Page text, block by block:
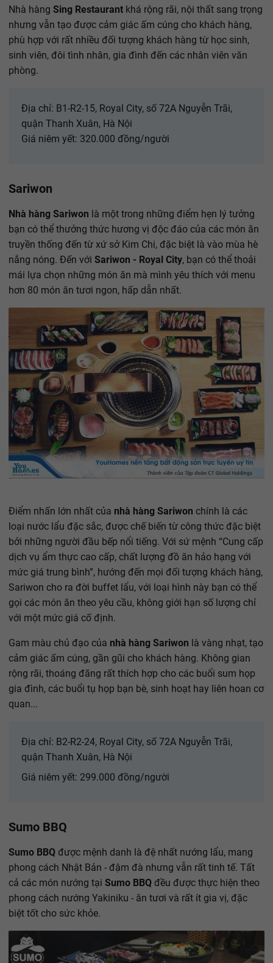
Nhà hàng Sing Restaurant khá rộng rãi, nội thất sang trọng
nhưng vẫn tạo được cảm giác ấm cúng cho khách hàng,
phù hợp với rất nhiều đối tượng khách hàng từ học sinh,
sinh viên, đôi tình nhân, gia đình đến các nhân viên văn
phòng.
Địa chỉ: B1-R2-15, Royal City, số 72A Nguyễn Trãi,
quận Thanh Xuân, Hà Nội
Giá niêm yết: 320.000 đồng/người
Sariwon
Nhà hàng Sariwon là một trong những điểm hẹn lý tưởng
bạn có thể thưởng thức hương vị độc đáo của các món ăn
truyền thống đến từ xứ sở Kim Chi, đặc biệt là vào mùa hè
nắng nóng. Đến với Sariwon - Royal City, bạn có thể thoải
mái lựa chọn những món ăn mà mình yêu thích với menu
hơn 80 món ăn tươi ngon, hấp dẫn nhất.
Điểm nhấn lớn nhất của nhà hàng Sariwon chính là các
loại nước lẩu đặc sắc, được chế biến từ công thức đặc biệt
bởi những người đầu bếp nổi tiếng. Với sứ mệnh “Cung cấp
dịch vụ ẩm thực cao cấp, chất lượng đồ ăn hảo hạng với
mức giá trung bình”, hướng đến mọi đối tượng khách hàng,
Sariwon cho ra đời buffet lẩu, với loại hình này bạn có thể
gọi các món ăn theo yêu cầu, không giới hạn số lượng chỉ
với một mức giá cố định.
Gam màu chủ đạo của nhà hàng Sariwon là vàng nhạt, tạo
cảm giác ấm cúng, gần gũi cho khách hàng. Không gian
rộng rãi, thoáng đãng rất thích hợp cho các buổi sum họp
gia đình, các buổi tụ họp bạn bè, sinh hoạt hay liên hoan cơ
quan...
Địa chỉ: B2-R2-24, Royal City, số 72A Nguyễn Trãi,
quận Thanh Xuân, Hà Nội
Giá niêm yết: 299.000 đồng/người
Sumo BBQ
Sumo BBQ được mệnh danh là đệ nhất nướng lẩu, mang
phong cách Nhật Bản - đậm đà nhưng vẫn rất tinh tế. Tất
cả các món nướng tại Sumo BBQ đều được thực hiện theo
phong cách nướng Yakiniku - ăn tươi và rất ít gia vị, đặc
biệt tốt cho sức khỏe.